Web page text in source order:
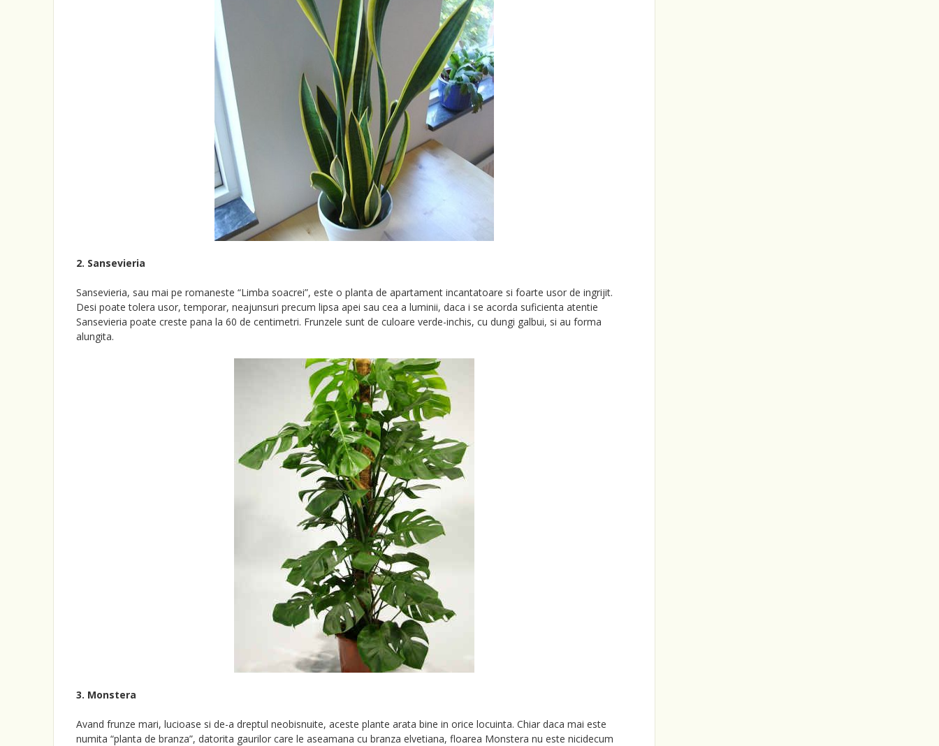
2. Sansevieria
Sansevieria, sau mai pe romaneste “Limba soacrei”, este o planta de apartament incantatoare si foarte usor de ingrijit.
Desi poate tolera usor, temporar, neajunsuri precum lipsa apei sau cea a luminii, daca i se acorda suficienta atentie
Sansevieria poate creste pana la 60 de centimetri. Frunzele sunt de culoare verde-inchis, cu dungi galbui, si au forma
alungita.
3. Monstera
Avand frunze mari, lucioase si de-a dreptul neobisnuite, aceste plante arata bine in orice locuinta. Chiar daca mai este
numita “planta de branza”, datorita gaurilor care le aseamana cu branza elvetiana, floarea Monstera nu este nicidecum